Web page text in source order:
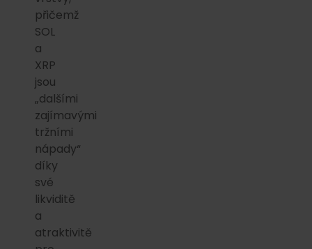
přičemž
SOL
a
XRP
jsou
„dalšími
zajímavými
tržními
nápady“
díky
své
likviditě
a
atraktivitě